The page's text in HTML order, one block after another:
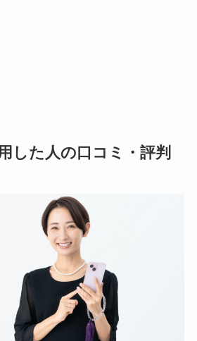
した人の口コミ・評判